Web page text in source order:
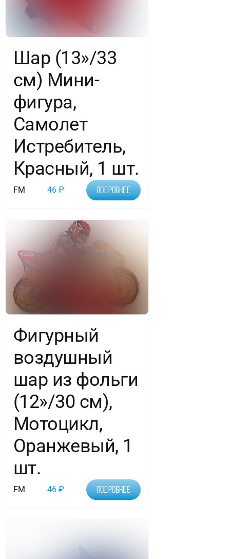
Шар (13»/33
см) Мини-
фигура,
Самолет
Истребитель,
Красный, 1 шт.
FM 46₽ Подробнее
Фигурный
воздушный
шар из фольги
(12»/30 см),
Мотоцикл,
Оранжевый, 1
шт.
FM 46₽ Подробнее